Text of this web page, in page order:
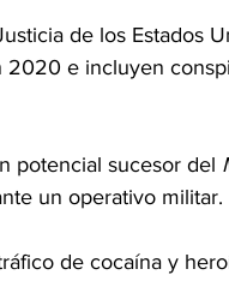
de los Estados
e incluyen
potencial sucesor del
un operativo militar.
de cocaína y